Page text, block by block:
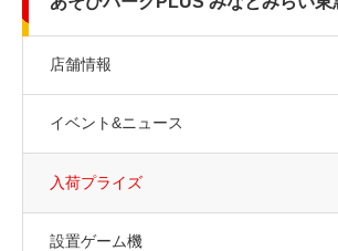
店舗情報
イベント&ニュース
入荷プライズ
設置ゲーム機